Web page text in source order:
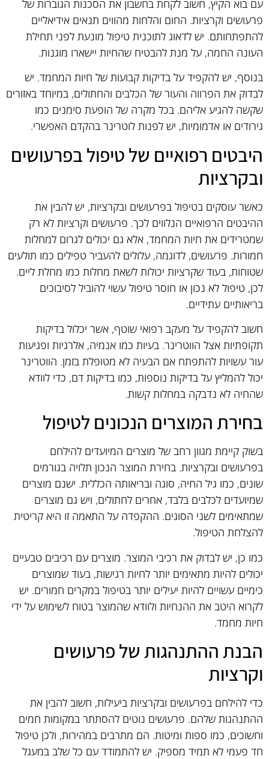
עם בוא הקיץ, חשוב לקחת בחשבון את הסכנות הגוברות של
פרעושים וקרציות. החום והלחות מהווים תנאים אידיאליים
להתפתחותם. יש לדאוג לתוכנית טיפול מונעת לפני תחילת
העונה החמה, על מנת להבטיח שהחיות יישארו מוגנות.
בנוסף, יש להקפיד על בדיקות קבועות של חיות המחמד. יש
לבדוק את הפרווה והעור של הכלבים והחתולים, במיוחד באזורים
שקשה להגיע אליהם. בכל מקרה של הופעת סימנים כמו
גירודים או אדמומיות, יש לפנות לוטרינר בהקדם האפשרי.
היבטים רפואיים של טיפול בפרעושים
ובקרציות
כאשר עוסקים בטיפול בפרעושים ובקרציות, יש להבין את
ההיבטים הרפואיים הנלווים לכך. פרעושים וקרציות לא רק
שמטרידים את חיות המחמד, אלא גם יכולים לגרום למחלות
חמורות. פרעושים, לדוגמה, עלולים להעביר טפילים כמו תולעים
שטוחות, בעוד שקרציות יכולות לשאת מחלות כמו מחלת ליים.
לכן, טיפול לא נכון או חוסר טיפול עשוי להוביל לסיבוכים
בריאותיים עתידיים.
חשוב להקפיד על מעקב רפואי שוטף, אשר יכלול בדיקות
תקופתיות אצל הווטרינר. בעיות כמו אנמיה, אלרגיות ופגיעות
עור עשויות להתפתח אם הבעיה לא מטופלת בזמן. הווטרינר
יכול להמליץ על בדיקות נוספות, כמו בדיקות דם, כדי לוודא
שהחיה לא נדבקה במחלות קשות.
בחירת המוצרים הנכונים לטיפול
בשוק קיימת מגוון רחב של מוצרים המיועדים להילחם
בפרעושים ובקרציות. בחירת המוצר הנכון תלויה בגורמים
שונים, כמו גיל החיה, סוגה ובריאותה הכללית. ישנם מוצרים
שמיועדים לכלבים בלבד, אחרים לחתולים, ויש גם מוצרים
שמתאימים לשני הסוגים. ההקפדה על התאמה זו היא קריטית
להצלחת הטיפול.
כמו כן, יש לבדוק את רכיבי המוצר. מוצרים עם רכיבים טבעיים
יכולים להיות מתאימים יותר לחיות רגישות, בעוד שמוצרים
כימיים עשויים להיות יעילים יותר בטיפול במקרים חמורים. יש
לקרוא היטב את ההנחיות ולוודא שהמוצר בטוח לשימוש על ידי
חיות מחמד.
הבנת ההתנהגות של פרעושים
וקרציות
כדי להילחם בפרעושים ובקרציות ביעילות, חשוב להבין את
ההתנהגות שלהם. פרעושים נוטים להסתתר במקומות חמים
וחשוכים, כמו ספות ומיטות. הם מתרבים במהירות, ולכן טיפול
חד פעמי לא תמיד מספיק. יש להתמודד עם כל שלב במעגל